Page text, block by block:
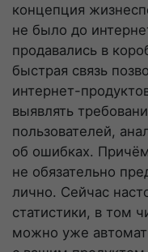
концепция
не было до
продавались в
быстрая связь
интернет-
выявлять
пользователей,
об ошибках.
не обязательно
лично. Сейчас
статистики, в том
можно уже